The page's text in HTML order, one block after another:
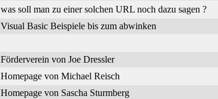
was soll man zu einer solchen URL noch dazu sagen ?
Visual Basic Beispiele bis zum abwinken
Förderverein von Joe Dressler
Homepage von Michael Reisch
Homepage von Sascha Sturmberg